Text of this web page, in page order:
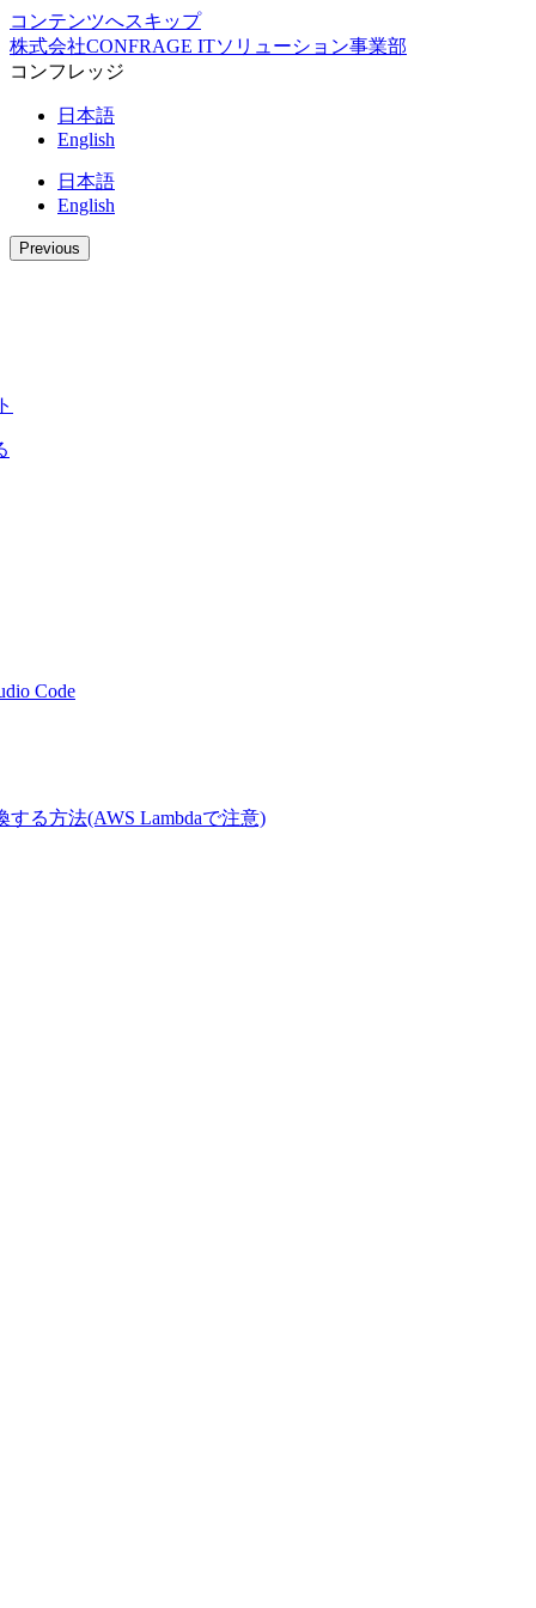
コンテンツへスキップ
株式会社CONFRAGE ITソリューション事業部
コンフレッジ
日本語
English
日本語
English
Previous
Code
する方法(AWS Lambdaで注意)